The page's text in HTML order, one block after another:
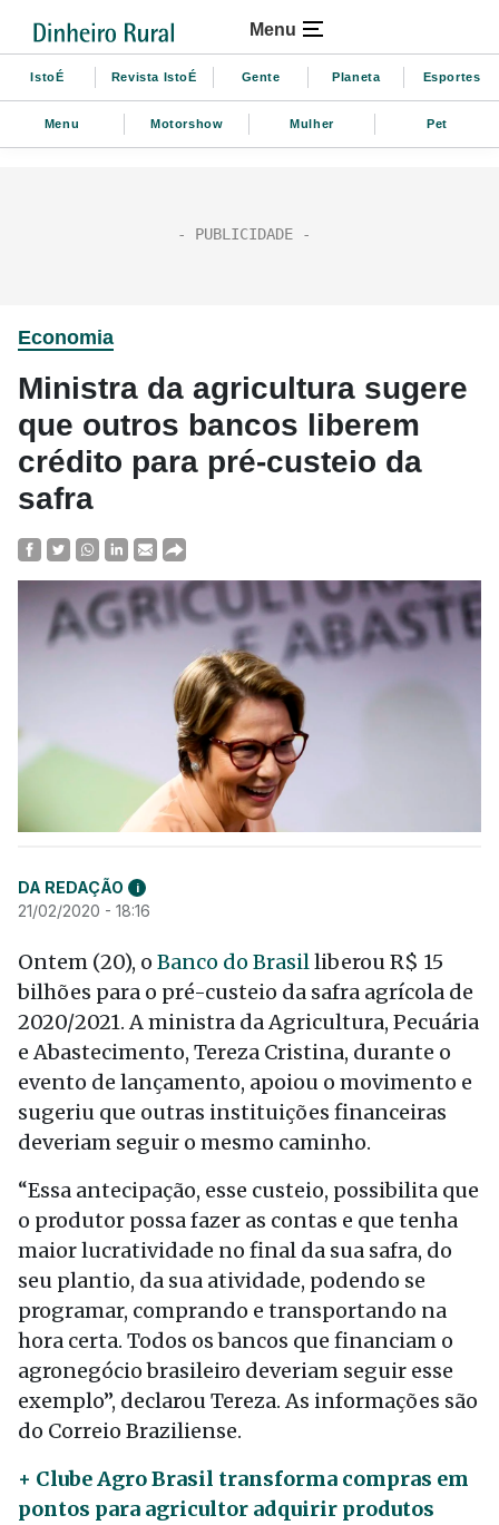
Menu
IstoÉ Revista IstoÉ Gente Planeta Esportes
Menu Motorshow Mulher Pet
Economia
Ministra da agricultura sugere
que outros bancos liberem
crédito para pré-custeio da
safra
DA REDAÇÃO i
21/02/2020 - 18:16
Ontem (20), o Banco do Brasilliberou R$ 15
bilhões para o pré-custeio da safra agrícola de
2020/2021. A ministra da Agricultura, Pecuária
e Abastecimento, Tereza Cristina, durante o
evento de lançamento, apoiou o movimento e
sugeriu que outras instituições financeiras
deveriam seguir o mesmo caminho.
“Essa antecipação, esse custeio, possibilita que
o produtor possa fazer as contas e que tenha
maior lucratividade no final da sua safra, do
seu plantio, da sua atividade, podendo se
programar, comprando e transportando na
hora certa. Todos os bancos que financiam o
agronegócio brasileiro deveriam seguir esse
exemplo”, declarou Tereza. As informações são
do Correio Braziliense.
+ Clube Agro Brasil transforma compras em
pontos para agricultor adquirir produtos